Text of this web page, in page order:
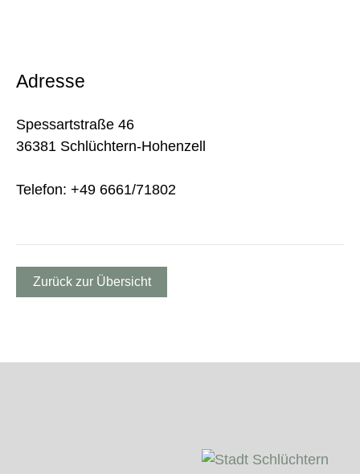
Adresse
Spessartstraße 46
36381 Schlüchtern-Hohenzell
Telefon: +49 6661/71802
Zurück zur Übersicht